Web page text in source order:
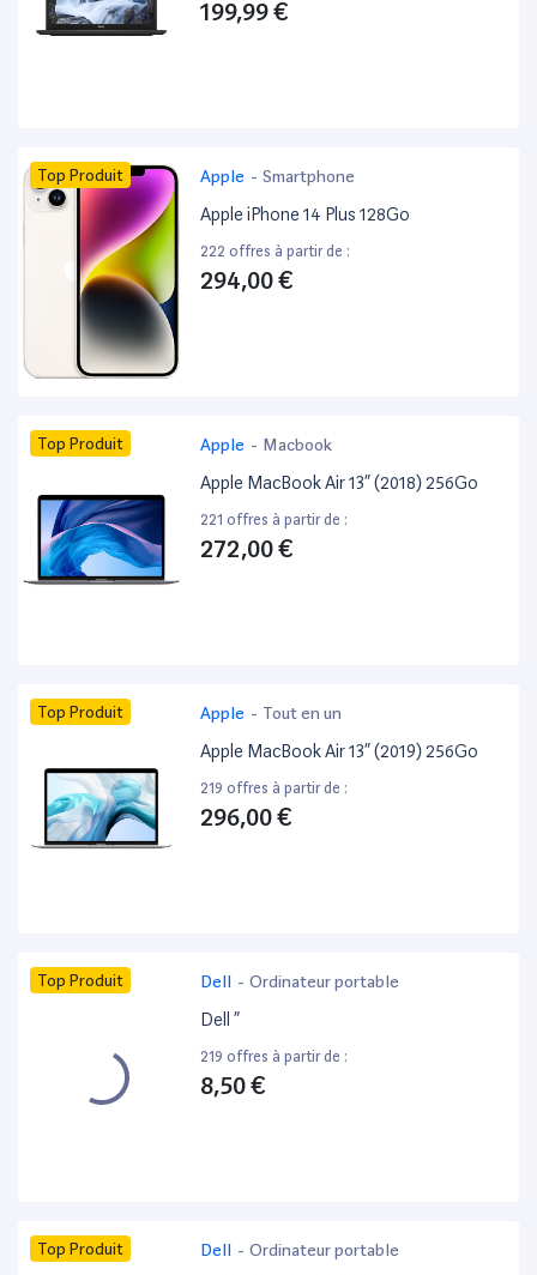
199,99 €
Top Produit Apple - Smartphone
Apple iPhone 14 Plus 128Go
222 offres à partir de :
294,00 €
Top Produit Apple - Macbook
Apple MacBook Air 13” (2018) 256Go
221 offres à partir de :
272,00 €
Top Produit Apple - Tout en un
Apple MacBook Air 13” (2019) 256Go
219 offres à partir de :
296,00 €
Top Produit Dell - Ordinateur portable
Dell ”
219 offres à partir de :
8,50 €
Top Produit Dell - Ordinateur portable